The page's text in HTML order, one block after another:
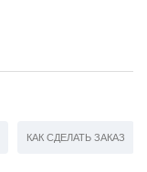
КАК СДЕЛАТЬ ЗАКАЗ